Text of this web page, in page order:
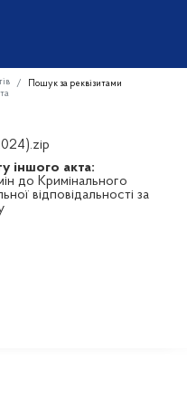
Пошук за реквізитами
іншого акта:
до Кримінального
відповідальності за